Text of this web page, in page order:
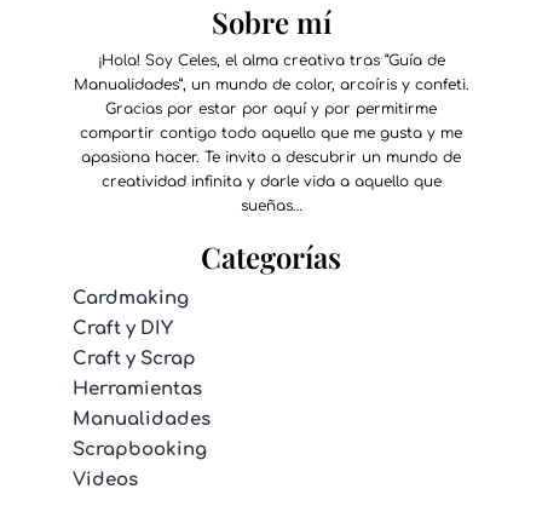
Sobre mí
¡Hola! Soy Celes, el alma creativa tras “Guía de
Manualidades”, un mundo de color, arcoíris y confeti.
Gracias por estar por aquí y por permitirme
compartir contigo todo aquello que me gusta y me
apasiona hacer. Te invito a descubrir un mundo de
creatividad infinita y darle vida a aquello que
sueñas…
Categorías
Cardmaking
Craft y DIY
Craft y Scrap
Herramientas
Manualidades
Scrapbooking
Videos